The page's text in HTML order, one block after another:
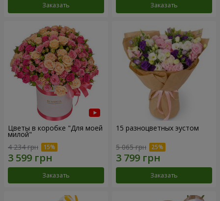
Заказать Заказать
Цветы в коробке "Для моей
милой"
4 234 грн
Заказать
15 разноцветных эустом
5 065 грн
Заказать